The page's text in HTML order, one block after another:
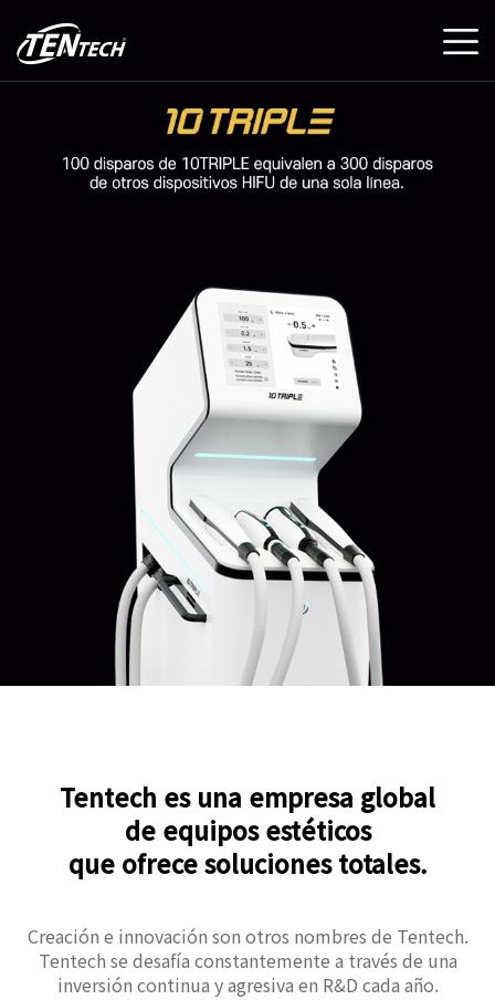
Tentech es una empresa global
de equipos estéticos
que ofrece soluciones totales.
Creación e innovación son otros nombres de Tentech.
Tentech se desafía constantemente a través de una
inversión continua y agresiva en R&D cada año.